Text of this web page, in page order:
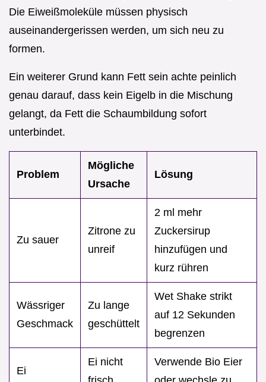
Die Eiweißmoleküle müssen physisch
auseinandergerissen werden, um sich neu zu
formen.
Ein weiterer Grund kann Fett sein achte peinlich
genau darauf, dass kein Eigelb in die Mischung
gelangt, da Fett die Schaumbildung sofort
unterbindet.
Problem
Mögliche
Ursache
Lösung
Zu sauer
Zitrone zu
unreif
2 ml mehr
Zuckersirup
hinzufügen und
kurz rühren
Wässriger
Geschmack
Zu lange
geschüttelt
Wet Shake strikt
auf 12 Sekunden
begrenzen
Ei
Ei nicht
Verwende Bio Eier